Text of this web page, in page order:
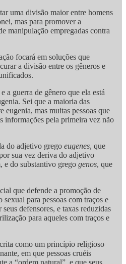
uma divisão maior entre homens
mas para promover a
manipulação empregadas contra
focará em soluções que
a divisão entre os gêneros e
a guerra de gênero que ela está
Sei que a maioria das
eugenia, mas muitas pessoas que
informações pela primeira vez não
do adjetivo grego eugenes, que
sua vez deriva do adjetivo
e do substantivo grego genos, que
que defende a promoção de
sexual para pessoas com traços e
defensores, e taxas reduzidas
para aqueles com traços e
como um princípio religioso
em que pessoas cruéis
a “ordem natural”, e que seus